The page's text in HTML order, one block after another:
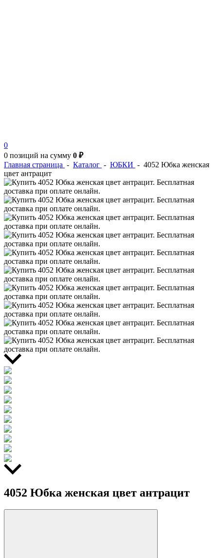
0
0 позиций на сумму 0 ₽
Главная страница - Каталог - ЮБКИ - 4052 Юбка женская
цвет антрацит
4052 Юбка женская цвет антрацит